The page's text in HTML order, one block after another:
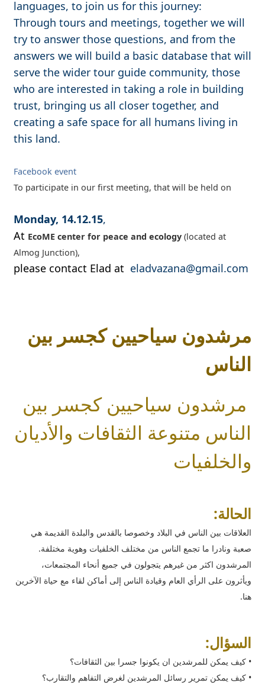
languages, to join us for this journey:
Through tours and meetings, together we will
try to answer those questions, and from the
answers we will build a basic database that will
serve the wider tour guide community, those
who are interested in taking a role in building
trust, bringing us all closer together, and
creating a safe space for all humans living in
this land.
​Facebook event
​​To participate in our first meeting, that will be held on
Monday, 14.12.15,
At EcoME center for peace and ecology(located at
Almog Junction),
please contact Elad at eladvazana@gmail.com
مرشدون سياحيين كجسر بين
الناس
مرشدون سياحيين كجسر بين
الناس متنوعة الثقافات والأديان
والخلفيات
الحالة:
العلاقات بين الناس في البلاد وخصوصا بالقدس والبلدة القديمة هي
صعبة ونادرا ما تجمع الناس من مختلف الخلفيات وهوية مختلفة.
المرشدون اكثر من غيرهم يتجولون في جميع أنحاء المجتمعات،
ويأثرون على الرأي العام وقيادة الناس إلى أماكن لقاء مع حياة الآخرين
هنا.
السؤال:
• كيف يمكن للمرشدين ان يكونوا جسرا بين الثقافات؟
• كيف يمكن تمرير رسائل المرشدين لغرض التفاهم والتقارب؟